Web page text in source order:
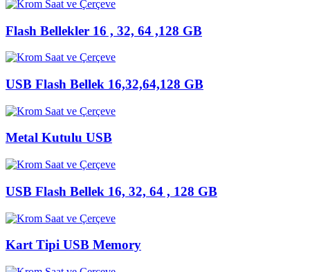
Flash Bellekler 16 , 32, 64 ,128 GB
USB Flash Bellek 16,32,64,128 GB
Metal Kutulu USB
USB Flash Bellek 16, 32, 64 , 128 GB
Kart Tipi USB Memory